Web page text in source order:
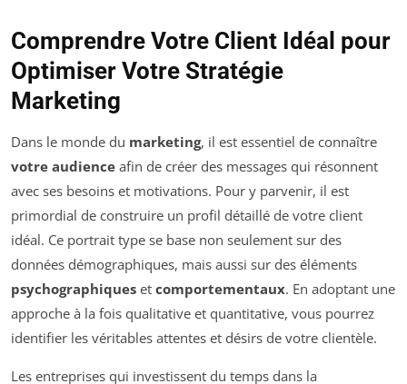
Comprendre Votre Client Idéal pour
Optimiser Votre Stratégie
Marketing
Dans le monde du marketing, il est essentiel de connaître
votre audience afin de créer des messages qui résonnent
avec ses besoins et motivations. Pour y parvenir, il est
primordial de construire un profil détaillé de votre client
idéal. Ce portrait type se base non seulement sur des
données démographiques, mais aussi sur des éléments
psychographiques et comportementaux. En adoptant une
approche à la fois qualitative et quantitative, vous pourrez
identifier les véritables attentes et désirs de votre clientèle.
Les entreprises qui investissent du temps dans la